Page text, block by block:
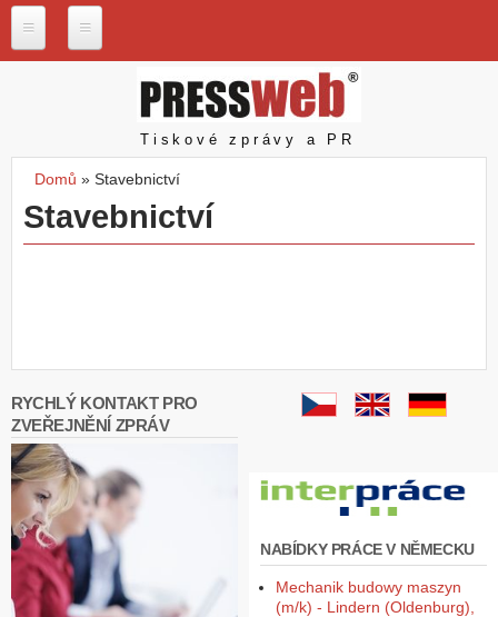
P
e
b
.
c
e
l
u
ž
b
y
Z
a
l
o
Pressweb
Tiskové zprávy a PR
Jste zde
Domů » Stavebnictví
Stavebnictví
RYCHLÝ KONTAKT PRO
ZVEŘEJNĚNÍ ZPRÁV
NABÍDKY PRÁCE V NĚMECKU
Mechanik budowy maszyn
(m/k) - Lindern (Oldenburg),